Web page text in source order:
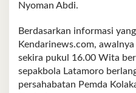
Nyoman Abdi.
Berdasarkan informasi
Kendarinews.com,
sekira pukul 16.00 Wita
sepakbola Latamoro
persahabatan Pemda